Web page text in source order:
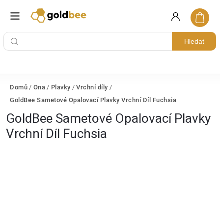
Hledat
Domů / Ona / Plavky / Vrchní díly /
GoldBee Sametové Opalovací Plavky Vrchní Díl Fuchsia
GoldBee Sametové Opalovací Plavky
Vrchní Díl Fuchsia